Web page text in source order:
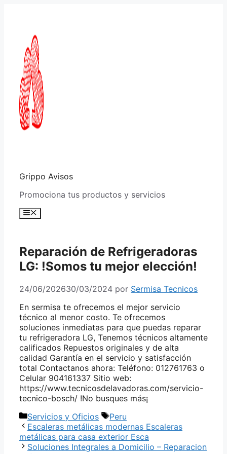
Grippo Avisos
Promociona tus productos y servicios
Menú
Reparación de Refrigeradoras
LG: !Somos tu mejor elección!
24/06/202630/03/2024 por Sermisa Tecnicos
En sermisa te ofrecemos el mejor servicio
técnico al menor costo. Te ofrecemos
soluciones inmediatas para que puedas reparar
tu refrigeradora LG, Tenemos técnicos altamente
calificados Repuestos originales y de alta
calidad Garantía en el servicio y satisfacción
total Contactanos ahora: Teléfono: 012761763 o
Celular 904161337 Sitio web:
https://www.tecnicosdelavadoras.com/servicio-
tecnico-bosch/ !No busques más¡
Categorías
Servicios y Oficios Etiquetas
Peru
Escaleras metálicas modernas Escaleras
metálicas para casa exterior Esca
Soluciones Integrales a Domicilio – Reparacion